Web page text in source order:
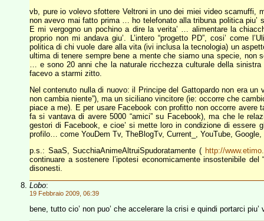
vb, pure io volevo sfottere Veltroni in uno dei miei video
non avevo mai fatto prima … ho telefonato alla tribuna politica piu’
E mi vergogno un pochino a dire la verita’ … alimentare la
proprio non mi andava giu’. L’intero “progetto PD”, cosi’ come
politica di chi vuole dare alla vita (ivi inclusa la tecnologia) un
ultima di tenere sempre bene a mente che siamo una specie, non
… e sono 20 anni che la naturale ricchezza culturale della
facevo a starmi zitto.
Nel contenuto nulla di nuovo: il Principe del Gattopardo non era
non cambia niente”), ma un siciliano vincitore (ie: occorre che
piace a me). E per usare Facebook con profitto non occorre
fa si vantava di avere 5000 “amici” su Facebook), ma che le
gestori di Facebook, e cioe’ si mette loro in condizione di
profilo… come YouDem Tv, TheBlogTv, Current_, YouTube,
p.s.: SaaS, SucchiaAnimeAltruiSpudoratamente ( http://
continuare a sostenere l’ipotesi economicamente insostenibile
disonesti.
Lobo:
19 Febbraio 2009, 06:39
bene, tutto cio’ non puo’ che accelerare la crisi e quindi portarci